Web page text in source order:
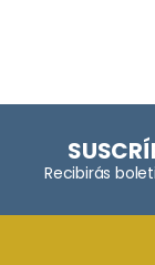
Recibirás